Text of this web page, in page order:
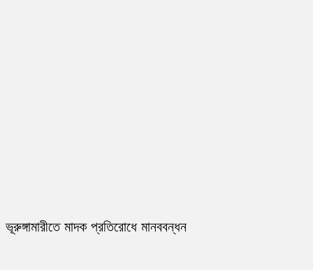
ভূরুঙ্গামারীতে মাদক প্রতিরোধে মানববন্ধন